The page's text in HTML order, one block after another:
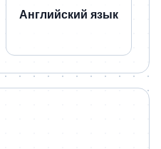
Английский язык